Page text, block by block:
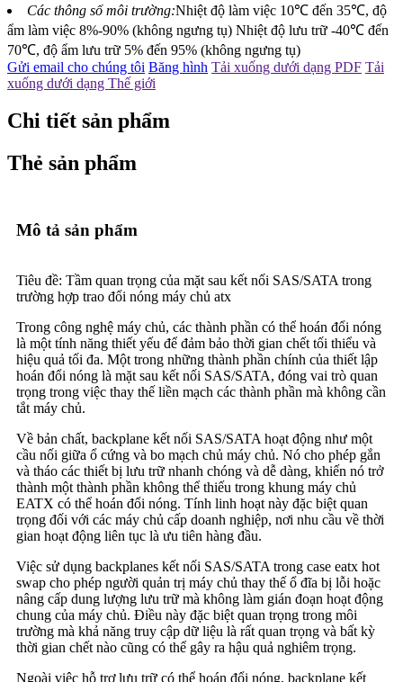
Các thông số môi trường:Nhiệt độ làm việc 10℃ đến 35℃, độ
ẩm làm việc 8%-90% (không ngưng tụ) Nhiệt độ lưu trữ -40℃ đến
70℃, độ ẩm lưu trữ 5% đến 95% (không ngưng tụ)
Gửi email cho chúng tôi Băng hình Tải xuống dưới dạng PDF Tải
xuống dưới dạng Thế giới
Chi tiết sản phẩm
Thẻ sản phẩm
Mô tả sản phẩm
Tiêu đề: Tầm quan trọng của mặt sau kết nối SAS/SATA trong
trường hợp trao đổi nóng máy chủ atx
Trong công nghệ máy chủ, các thành phần có thể hoán đổi nóng
là một tính năng thiết yếu để đảm bảo thời gian chết tối thiểu và
hiệu quả tối đa. Một trong những thành phần chính của thiết lập
hoán đổi nóng là mặt sau kết nối SAS/SATA, đóng vai trò quan
trọng trong việc thay thế liền mạch các thành phần mà không cần
tắt máy chủ.
Về bản chất, backplane kết nối SAS/SATA hoạt động như một
cầu nối giữa ổ cứng và bo mạch chủ máy chủ. Nó cho phép gắn
và tháo các thiết bị lưu trữ nhanh chóng và dễ dàng, khiến nó trở
thành một thành phần không thể thiếu trong khung máy chủ
EATX có thể hoán đổi nóng. Tính linh hoạt này đặc biệt quan
trọng đối với các máy chủ cấp doanh nghiệp, nơi nhu cầu về thời
gian hoạt động liên tục là ưu tiên hàng đầu.
Việc sử dụng backplanes kết nối SAS/SATA trong case eatx hot
swap cho phép người quản trị máy chủ thay thế ổ đĩa bị lỗi hoặc
nâng cấp dung lượng lưu trữ mà không làm gián đoạn hoạt động
chung của máy chủ. Điều này đặc biệt quan trọng trong môi
trường mà khả năng truy cập dữ liệu là rất quan trọng và bất kỳ
thời gian chết nào cũng có thể gây ra hậu quả nghiêm trọng.
Ngoài việc hỗ trợ lưu trữ có thể hoán đổi nóng, backplane kết